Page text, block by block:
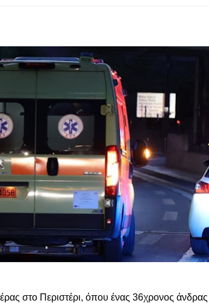
στο Περιστέρι, όπου ένας 36χρονος άνδρας